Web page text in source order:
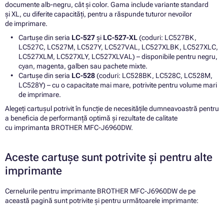
documente alb-negru, cât și color. Gama include variante standard
și XL, cu diferite capacități, pentru a răspunde tuturor nevoilor
de imprimare.
Cartușe din seria LC-527și LC-527-XL(coduri: LC527BK,
LC527C, LC527M, LC527Y, LC527VAL, LC527XLBK, LC527XLC,
LC527XLM, LC527XLY, LC527XLVAL) – disponibile pentru negru,
cyan, magenta, galben sau pachete mixte.
Cartușe din seria LC-528(coduri: LC528BK, LC528C, LC528M,
LC528Y) – cu o capacitate mai mare, potrivite pentru volume mari
de imprimare.
Alegeți cartușul potrivit în funcție de necesitățile dumneavoastră pentru
a beneficia de performanță optimă și rezultate de calitate
cu imprimanta BROTHER MFC-J6960DW.
Aceste cartușe sunt potrivite și pentru alte
imprimante
Cernelurile pentru imprimante BROTHER MFC-J6960DW de pe
această pagină sunt potrivite și pentru următoarele imprimante: